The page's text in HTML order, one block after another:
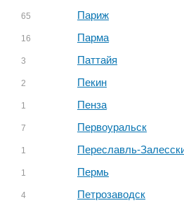
65
16
3
2
1
7
1
1
4
Париж
Парма
Паттайя
Пекин
Пенза
Первоуральск
Переславль-
Пермь
Петрозаводск